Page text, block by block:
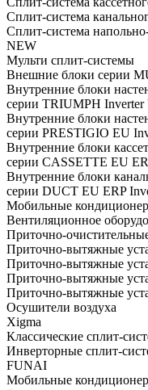
Cплит-система
Cплит-система
NEW
Мульти сплит-системы
Внешние блоки серии
Внутренние блоки
серии TRIUMPH Inverter
Внутренние блоки
серии PRESTIGIO EU
Внутренние блоки
серии CASSETTE EU
Внутренние блоки
серии DUCT EU ERP
Мобильные
Вентиляционное
Приточно-
Приточно-вытяжные
Приточно-вытяжные
Приточно-вытяжные
Приточно-вытяжные
Осушители воздуха
Xigma
Классические сплит-
Инверторные сплит-
FUNAI
Мобильные